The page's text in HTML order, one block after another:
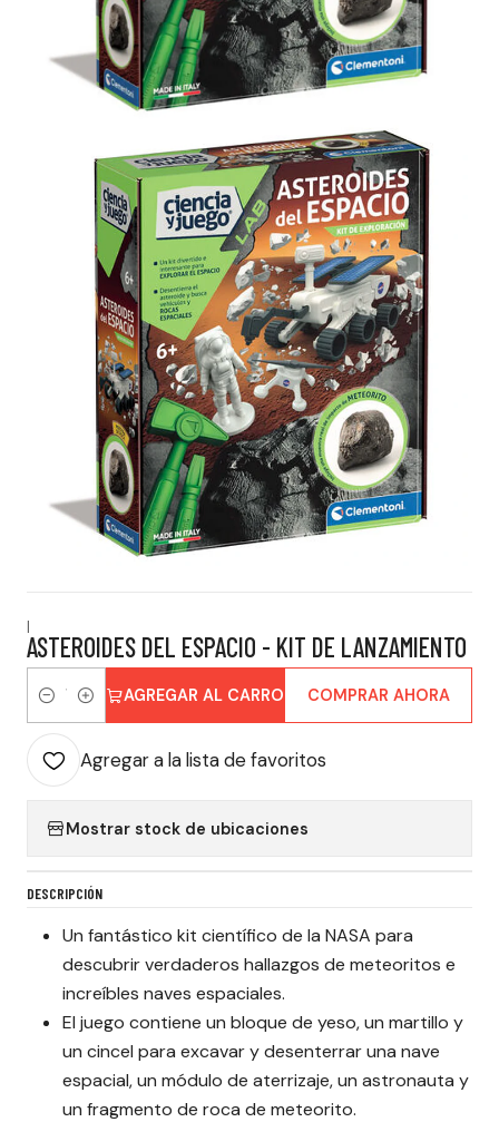
|
ASTEROIDES DEL ESPACIO - KIT DE LANZAMIENTO
Cantidad
AGREGAR AL CARRO COMPRAR AHORA
Agregar a la lista de favoritos
Mostrar stock de ubicaciones
DESCRIPCIÓN
Un fantástico kit científico de la NASA para
descubrir verdaderos hallazgos de meteoritos e
increíbles naves espaciales.
El juego contiene un bloque de yeso, un martillo y
un cincel para excavar y desenterrar una nave
espacial, un módulo de aterrizaje, un astronauta y
un fragmento de roca de meteorito.